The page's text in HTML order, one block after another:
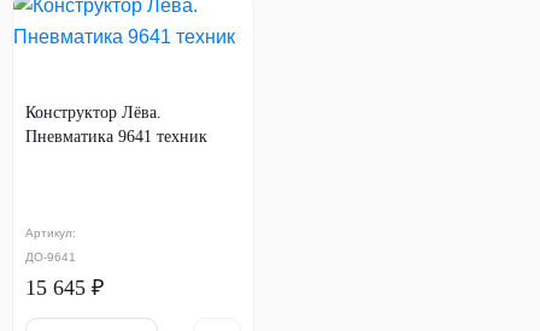
Артикул:
ДО-9641
Конструктор Лёва.
Пневматика 9641 техник
15 645 ₽